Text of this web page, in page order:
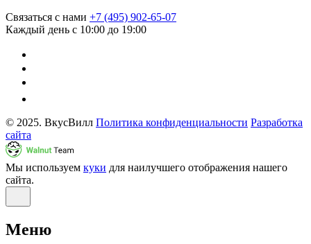
Связаться с нами +7 (495) 902-65-07
Каждый день с 10:00 до 19:00
© 2025. ВкусВилл Политика конфиденциальности Разработка
сайта
Мы используем куки для наилучшего отображения нашего
сайта.
Меню